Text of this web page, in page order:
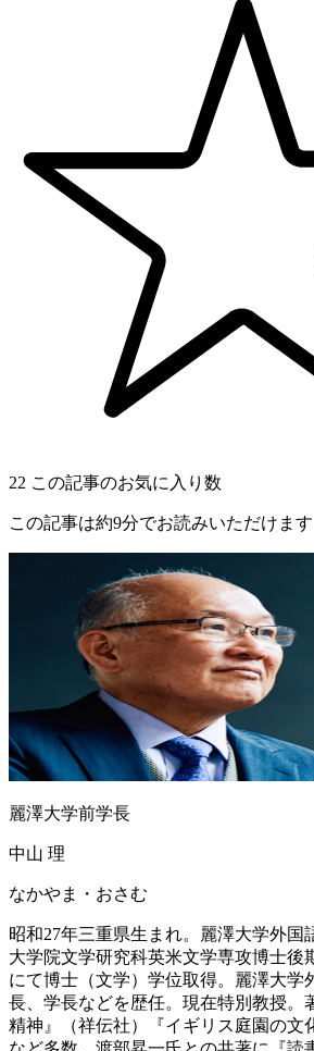
22 この記事のお気に入り数
この記事は約9分でお読みいただけます
麗澤大学前学長
中山 理
なかやま・おさむ
昭和27年三重県生まれ。麗澤大学外国
大学院文学研究科英米文学専攻博士後
にて博士（文学）学位取得。麗澤大学
長、学長などを歴任。現在特別教授。
精神』（祥伝社）『イギリス庭園の文